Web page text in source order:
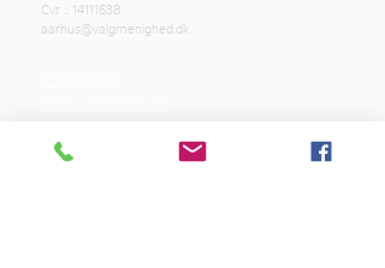
Cvr .: 14111638
aarhus@valgmenighed.dk